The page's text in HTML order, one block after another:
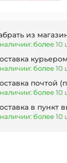
из
более 10
курьером
более 10
почтой
более 10
в пункт
более 10